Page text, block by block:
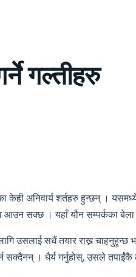
गल्तीहरु
अनिवार्य शर्तहरु हुन्छन् । यसमध्ये
सक्छ । यहाँ यौन सम्पर्कका बेला
उसलाई सधैं तयार राख्न
। धैर्य गर्नुहोस्, उसले तपाईंकै